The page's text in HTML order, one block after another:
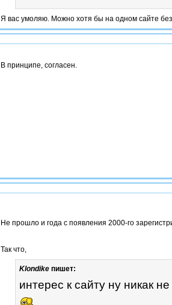
Я вас умоляю. Можно хотя бы на одном сайте
В принципе, согласен.
Не прошло и года с появления 2000-го
Так что,
Klondike пишет:
интерес к сайту ну никак